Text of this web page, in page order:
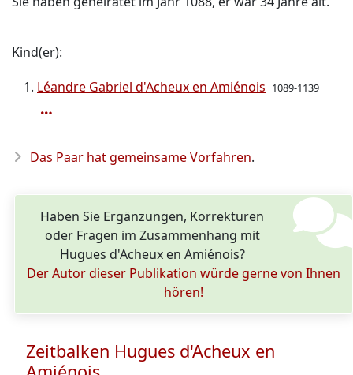
Kind(er):
Léandre Gabriel d'Acheux en Amiénois 1089-1139
Das Paar hat gemeinsame Vorfahren.
Haben Sie Ergänzungen, Korrekturen
oder Fragen im Zusammenhang mit
Hugues d'Acheux en Amiénois?
Der Autor dieser Publikation würde gerne von Ihnen
hören!
Zeitbalken Hugues d'Acheux en